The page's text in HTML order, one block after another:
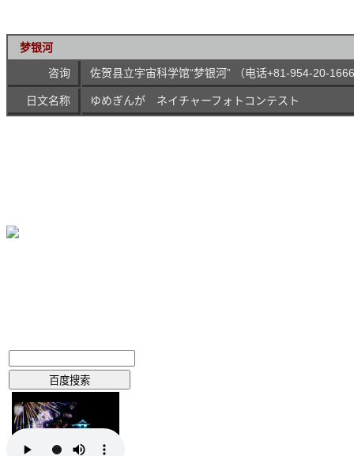
梦银河
咨询
佐贺县立宇宙科学馆“梦银河” （电话+81-954-20-
日文名称 ゆめぎんが ネイチャーフォトコンテスト